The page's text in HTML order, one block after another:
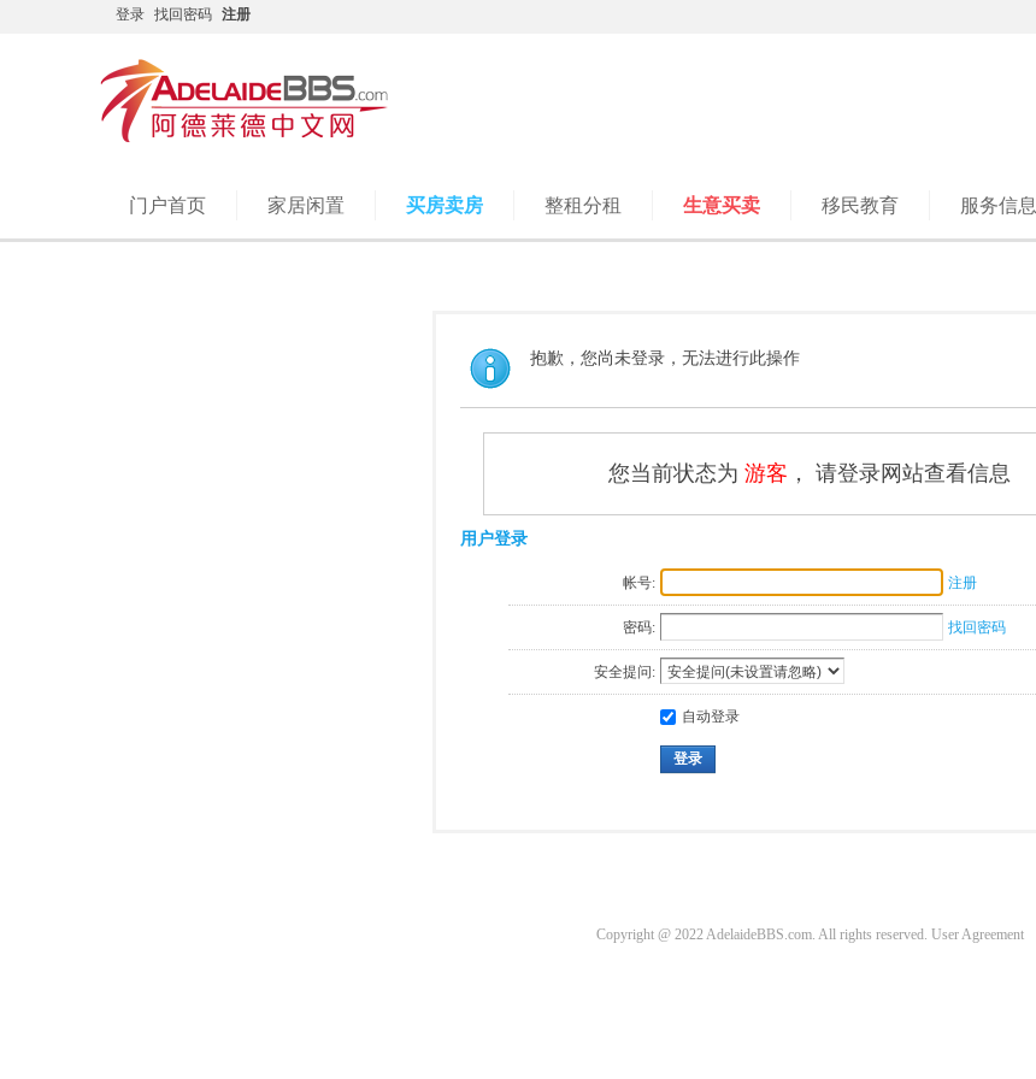
登录 找回密码 注册
门户首页 家居闲置 买房卖房 整租分租 生意买卖 移民教育 服务信息
抱歉，您尚未登录，无法进行此操作
您当前状态为 游客 ， 请登录网站查看信息
用户登录
帐号: 注册
密码: 找回密码
安全提问:
自动登录
登录
Copyright @ 2022 AdelaideBBS.com. All rights reserved. User Agreement